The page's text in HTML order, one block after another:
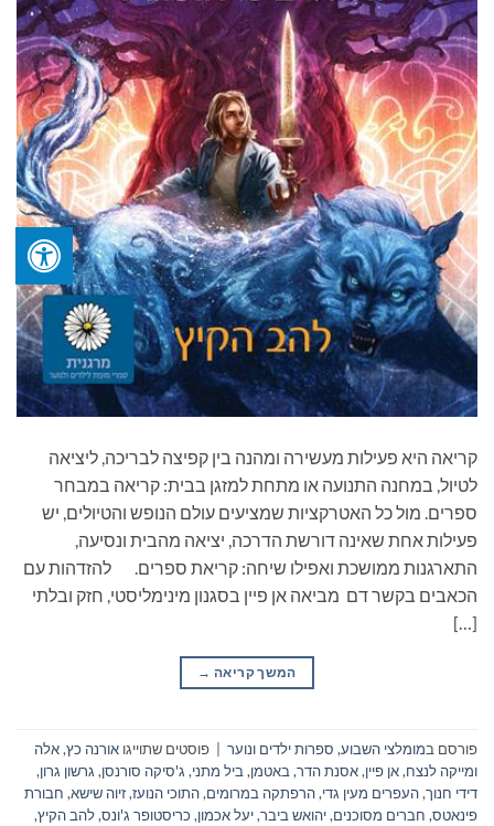
קריאה היא פעילות מעשירה ומהנה בין קפיצה לבריכה, ליציאה
לטיול, במחנה התנועה או מתחת למזגן בבית: קריאה במבחר
ספרים. מול כל האטרקציות שמציעים עולם הנופש והטיולים, יש
פעילות אחת שאינה דורשת הדרכה, יציאה מהבית ונסיעה,
התארגנות ממושכת ואפילו שיחה: קריאת ספרים. להזדהות עם
הכאבים בקשר דם מביאה אן פיין בסגנון מינימליסטי, חזק ובלתי
[…]
המשך קריאה →
פורסם במומלצי השבוע, ספרות ילדים ונוער פוסטים שתוייגו אורנה כץ,אלה
ומייקה לנצח,אן פיין,אסנת הדר, באטמן, ביל מתני, ג'סיקה סורנסן, גרשון גרון,
דידי חנוך,העפרים מעין גדי,הרפתקה במרומים,התוכי הנועז,זיוה שישא, חבורת
פינאטס, חברים מסוכנים,יהואש ביבר,יעל אכמון, כריסטופר ג'ונס,להב הקיץ,